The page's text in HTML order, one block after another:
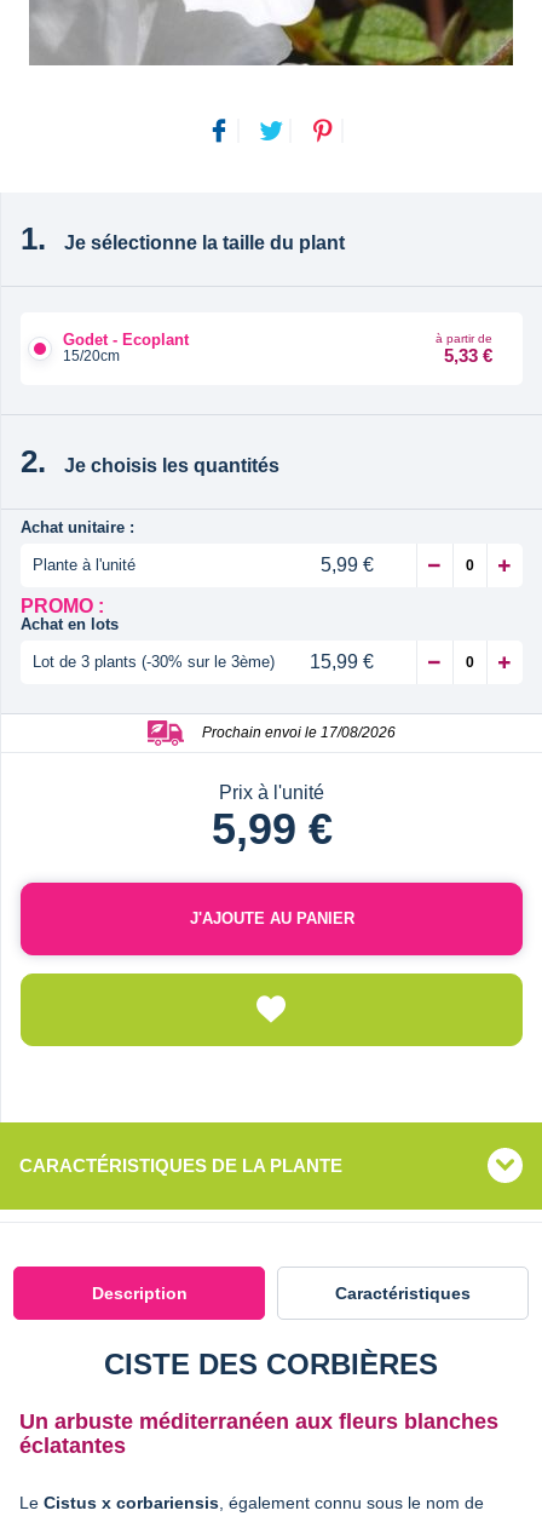
Je sélectionne la taille du plant
Godet - Ecoplant
15/20cm
à partir de
5,33 €
Je choisis les quantités
Achat unitaire :
Plante à l'unité
5,99 €
PROMO :
Achat en lots
Lot de 3 plants (-30% sur le 3ème) 15,99 €
Prochain envoi le 17/08/2026
Prix à l'unité
5,99 €
J'AJOUTE AU PANIER
CARACTÉRISTIQUES DE LA PLANTE
Description Caractéristiques
CISTE DES CORBIÈRES
Un arbuste méditerranéen aux fleurs blanches
éclatantes
Le Cistus x corbariensis , également connu sous le nom de